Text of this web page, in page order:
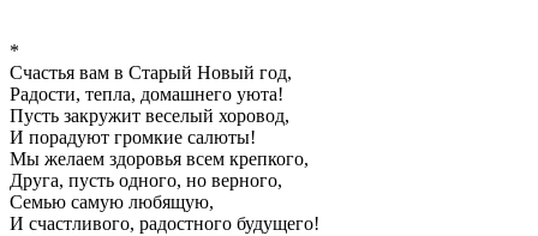
*
Счастья вам в Старый Новый год,
Радости, тепла, домашнего уюта!
Пусть закружит веселый хоровод,
И порадуют громкие салюты!
Мы желаем здоровья всем крепкого,
Друга, пусть одного, но верного,
Семью самую любящую,
И счастливого, радостного будущего!